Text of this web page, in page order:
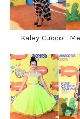
Kaley Cuoco -